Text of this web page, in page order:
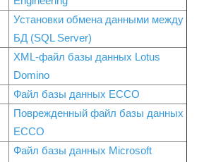
Установки обмена данными между
БД (SQL Server)
XML-файл базы данных Lotus
Domino
Файл базы данных ECCO
Поврежденный файл базы данных
ECCO
Файл базы данных Microsoft